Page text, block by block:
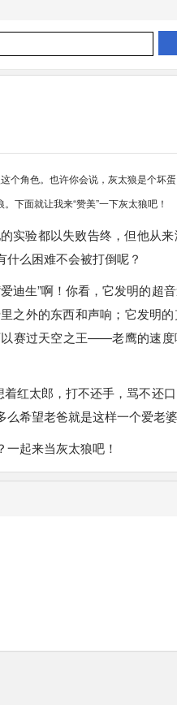
个角色。也许你会说，灰太狼是个坏
下面就让我来“赞美”一下灰太狼吧！
验都以失败告终，但他从来
么困难不会被打倒呢？
迪生”啊！你看，它发明的超
之外的东西和声响；它发明
以赛过天空之王——老鹰的速
红太郎，打不还手，骂不还
希望老爸就是这样一个爱老
起来当灰太狼吧！